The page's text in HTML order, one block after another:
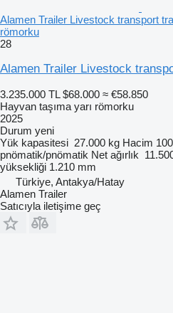
Alamen Trailer Livestock transport
römorku
28
Alamen Trailer Livestock
3.235.000 TL $68.000 ≈ €58.850
Hayvan taşıma yarı römorku
2025
Durum yeni
Yük kapasitesi 27.000 kg Hacim
pnömatik/pnömatik Net ağırlık
yüksekliği 1.210 mm
Türkiye, Antakya/Hatay
Alamen Trailer
Satıcıyla iletişime geç